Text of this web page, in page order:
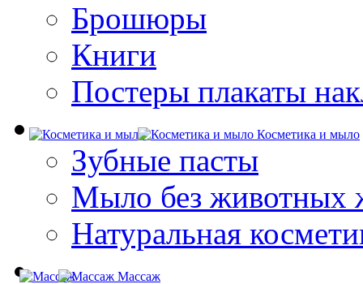
Брошюры
Книги
Постеры плакаты
Косметика и мыло
Зубные пасты
Мыло без животных
Натуральная
Массаж